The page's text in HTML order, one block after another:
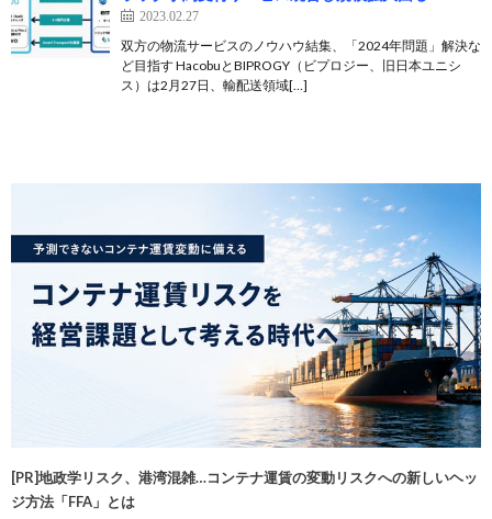
2023.02.27
双方の物流サービスのノウハウ結集、「2024年問題」解決な
ど目指す HacobuとBIPROGY（ビプロジー、旧日本ユニシ
ス）は2月27日、輸配送領域[…]
[PR]地政学リスク、港湾混雑…コンテナ運賃の変動リスクへの新しいヘッ
ジ方法「FFA」とは